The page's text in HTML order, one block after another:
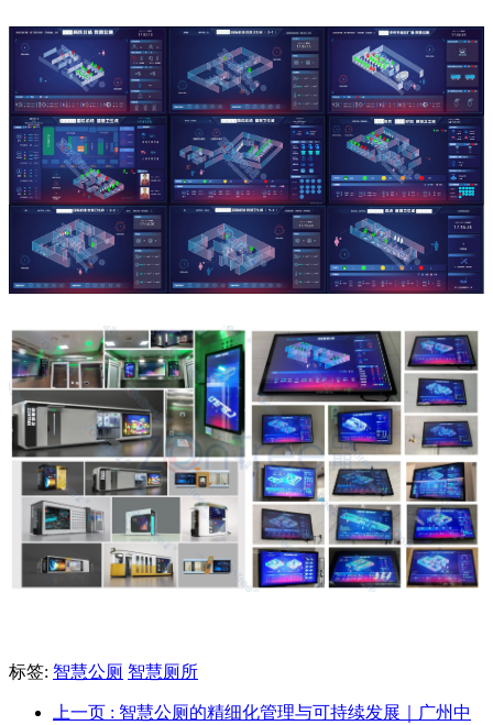
标签: 智慧公厕 智慧厕所
上一页 : 智慧公厕的精细化管理与可持续发展｜广州中